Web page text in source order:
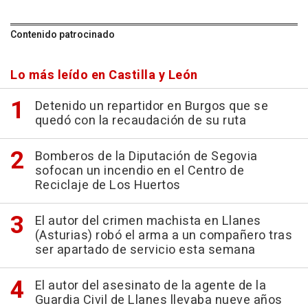
Contenido patrocinado
Lo más leído en Castilla y León
Detenido un repartidor en Burgos que se
quedó con la recaudación de su ruta
Bomberos de la Diputación de Segovia
sofocan un incendio en el Centro de
Reciclaje de Los Huertos
El autor del crimen machista en Llanes
(Asturias) robó el arma a un compañero tras
ser apartado de servicio esta semana
El autor del asesinato de la agente de la
Guardia Civil de Llanes llevaba nueve años